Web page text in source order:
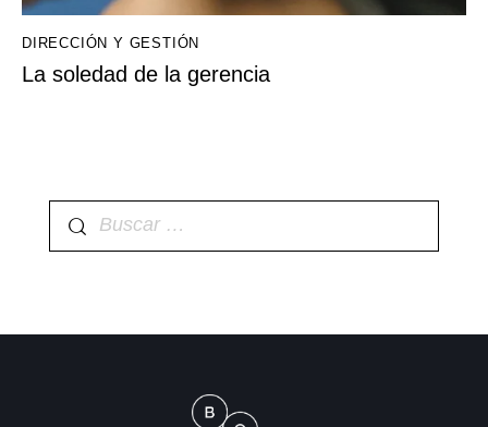
DIRECCIÓN Y GESTIÓN
La soledad de la gerencia